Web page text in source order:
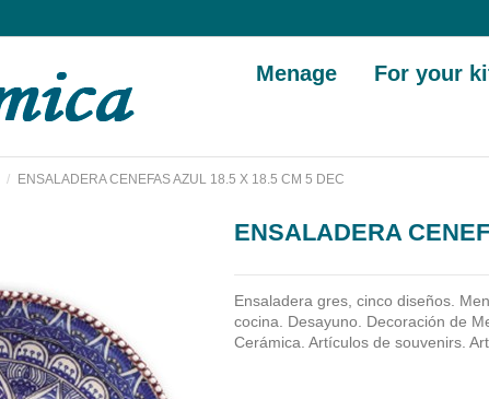
Menage For your
ENSALADERA CENEFAS AZUL 18.5 X 18.5 CM 5 DEC
ENSALADERA
Ensaladera gres, cinco diseños.
cocina. Desayuno. Decoración de
Cerámica. Artículos de souvenirs.